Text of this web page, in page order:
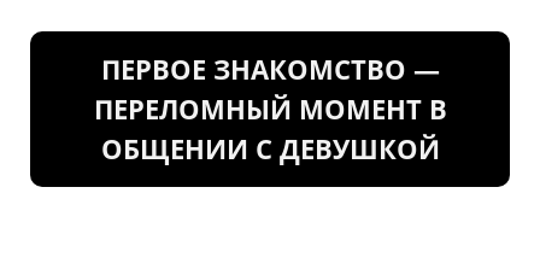
ПЕРВОЕ ЗНАКОМСТВО —
ПЕРЕЛОМНЫЙ МОМЕНТ В
ОБЩЕНИИ С ДЕВУШКОЙ